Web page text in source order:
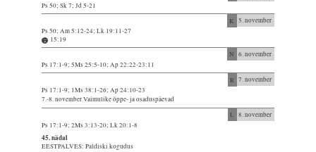
Ps 50; Sk 7; Jd 5-21
K 5. november
Ps 50; Am 5:12-24; Lk 19:11-27
15:19
N 6. november
Ps 17:1-9; 5Ms 25:5-10; Ap 22:22-23:11
R 7. november
Ps 17:1-9; 1Ms 38:1-26; Ap 24:10-23
7.-8. november Vaimulike õppe- ja osaduspäevad
L 8. november
Ps 17:1-9; 2Ms 3:13-20; Lk 20:1-8
45. nädal
EESTPALVES: Paldiski kogudus